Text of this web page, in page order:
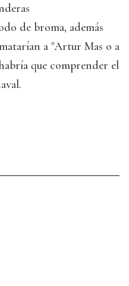
de broma, además
a "Artur Mas o a
que comprender el